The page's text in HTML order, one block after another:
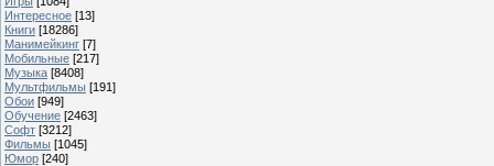
Интересное [13]
Книги [18286]
Манимейкинг [7]
Мобильные [217]
Музыка [8408]
Мультфильмы [191]
Обои [949]
Обучение [2463]
Софт [3212]
Фильмы [1045]
Юмор [240]